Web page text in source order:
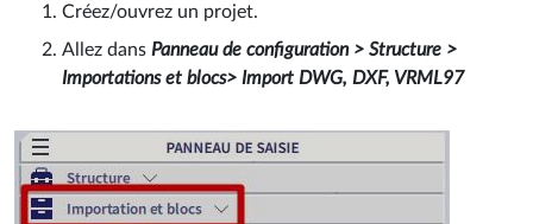
Créez/ouvrez un projet.
Allez dans Panneau de configuration > Structure >
Importations et blocs> Import DWG, DXF, VRML97